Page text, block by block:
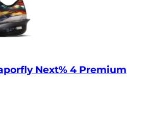
Next% 4 Premium